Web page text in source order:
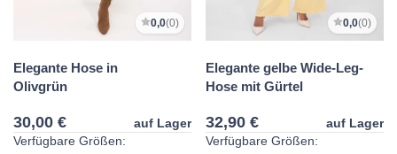
0,0(0)
Elegante Hose in
Olivgrün
30,00 €
auf Lager
Verfügbare Größen:
0,0(0)
Elegante gelbe Wide-Leg-
Hose mit Gürtel
32,90 €
auf Lager
Verfügbare Größen: